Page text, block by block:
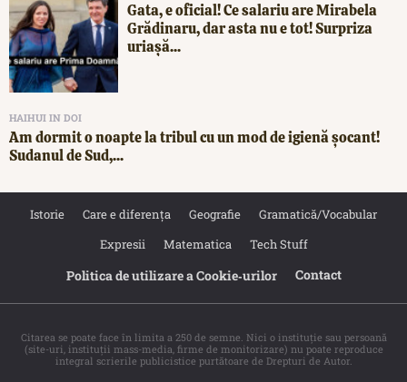
Gata, e oficial! Ce salariu are Mirabela
Grădinaru, dar asta nu e tot! Surpriza
uriașă...
HAIHUI IN DOI
Am dormit o noapte la tribul cu un mod de igienă șocant!
Sudanul de Sud,...
Istorie Care e diferența Geografie
Gramatică/Vocabular
Expresii
Matematica Tech Stuff
Politica de utilizare a Cookie‐urilor Contact
Citarea se poate face în limita a 250 de semne. Nici o instituţie sau persoană
(site-uri, instituţii mass-media, firme de monitorizare) nu poate reproduce
integral scrierile publicistice purtătoare de Drepturi de Autor.